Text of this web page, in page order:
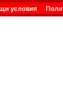
условия